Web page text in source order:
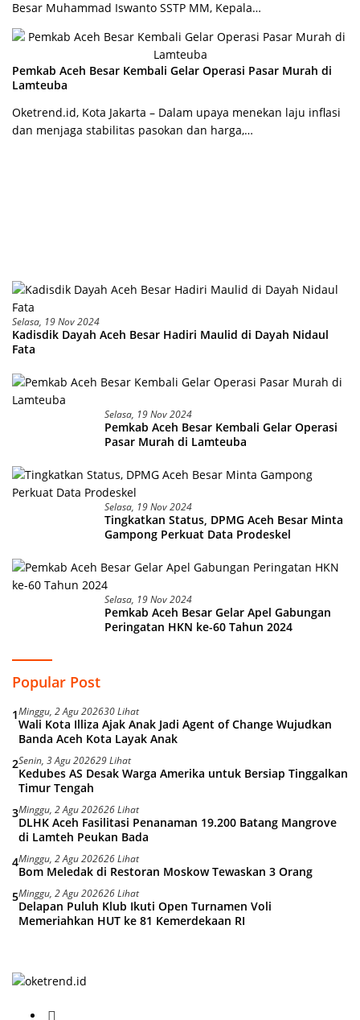
Besar Muhammad Iswanto SSTP MM, Kepala…
Pemkab Aceh Besar Kembali Gelar Operasi Pasar Murah di
Lamteuba
Oketrend.id, Kota Jakarta – Dalam upaya menekan laju inflasi
dan menjaga stabilitas pasokan dan harga,…
Selasa, 19 Nov 2024
Kadisdik Dayah Aceh Besar Hadiri Maulid di Dayah Nidaul
Fata
Selasa, 19 Nov 2024
Pemkab Aceh Besar Kembali Gelar Operasi
Pasar Murah di Lamteuba
Selasa, 19 Nov 2024
Tingkatkan Status, DPMG Aceh Besar Minta
Gampong Perkuat Data Prodeskel
Selasa, 19 Nov 2024
Pemkab Aceh Besar Gelar Apel Gabungan
Peringatan HKN ke-60 Tahun 2024
Popular Post
1Minggu, 2 Agu 202630 Lihat
Wali Kota Illiza Ajak Anak Jadi Agent of Change Wujudkan
Banda Aceh Kota Layak Anak
2Senin, 3 Agu 202629 Lihat
Kedubes AS Desak Warga Amerika untuk Bersiap Tinggalkan
Timur Tengah
3Minggu, 2 Agu 202626 Lihat
DLHK Aceh Fasilitasi Penanaman 19.200 Batang Mangrove
di Lamteh Peukan Bada
4Minggu, 2 Agu 202626 Lihat
Bom Meledak di Restoran Moskow Tewaskan 3 Orang
5Minggu, 2 Agu 202626 Lihat
Delapan Puluh Klub Ikuti Open Turnamen Voli
Memeriahkan HUT ke 81 Kemerdekaan RI